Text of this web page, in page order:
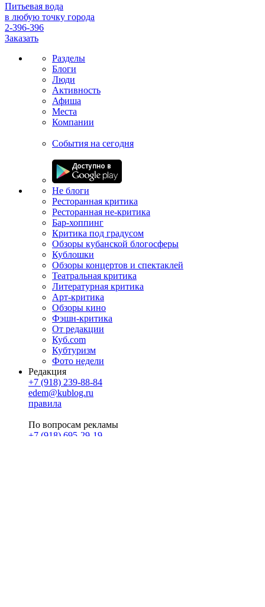
Питьевая вода
в любую точку города
2-396-396
Заказать
Разделы
Блоги
Люди
Активность
Афиша
Места
Компании
События на сегодня
Не блоги
Ресторанная критика
Ресторанная не-критика
Бар-хоппинг
Критика под градусом
Обзоры кубанской блогосферы
Кублошки
Обзоры концертов и спектаклей
Театральная критика
Литературная критика
Арт-критика
Обзоры кино
Фэшн-критика
От редакции
Куб.com
Кубтуризм
Фото недели
Редакция
+7 (918) 239-88-84
edem@kublog.ru
правила
По вопросам рекламы
+7 (918) 695-29-19